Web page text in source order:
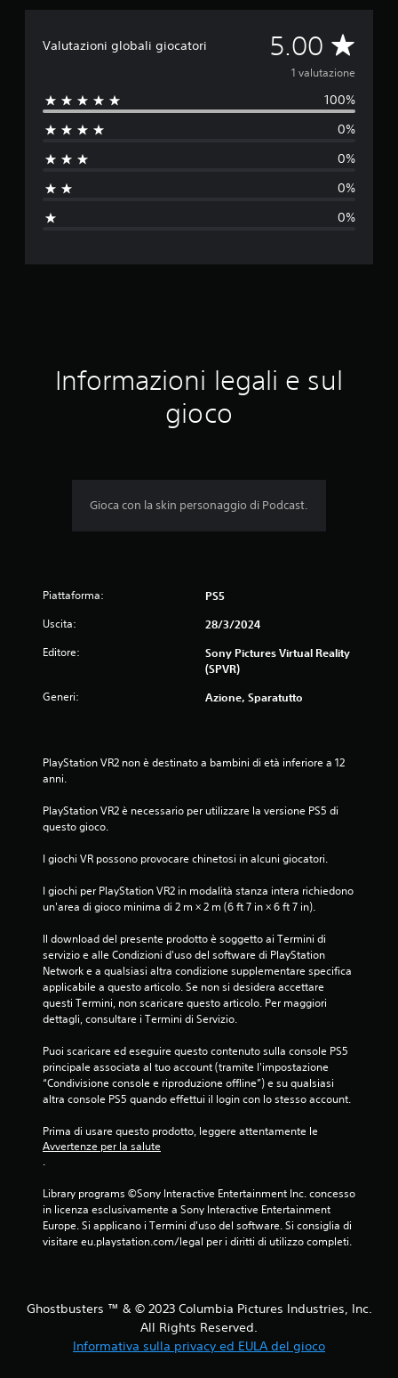
Valutazioni globali giocatori 5.00 V
a
l
u
i
e
d
a
l
l
s
u
c
i
n
u
e
1
v
t
1 valutazione
100%
0%
0%
0%
0%
Informazioni legali e sul
gioco
Gioca con la skin personaggio di Podcast.
Piattaforma: PS5
Uscita: 28/3/2024
Editore:
Sony Pictures Virtual Reality
(SPVR)
Generi: Azione, Sparatutto
PlayStation VR2 non è destinato a bambini di età inferiore a 12
anni.
PlayStation VR2 è necessario per utilizzare la versione PS5 di
questo gioco.
I giochi VR possono provocare chinetosi in alcuni giocatori.
I giochi per PlayStation VR2 in modalità stanza intera richiedono
un'area di gioco minima di 2 m × 2 m (6 ft 7 in × 6 ft 7 in).
Il download del presente prodotto è soggetto ai Termini di
servizio e alle Condizioni d'uso del software di PlayStation
Network e a qualsiasi altra condizione supplementare specifica
applicabile a questo articolo. Se non si desidera accettare
questi Termini, non scaricare questo articolo. Per maggiori
dettagli, consultare i Termini di Servizio.
Puoi scaricare ed eseguire questo contenuto sulla console PS5
principale associata al tuo account (tramite l'impostazione
“Condivisione console e riproduzione offline”) e su qualsiasi
altra console PS5 quando effettui il login con lo stesso account.
Prima di usare questo prodotto, leggere attentamente le
Avvertenze per la salute
.
Library programs ©Sony Interactive Entertainment Inc. concesso
in licenza esclusivamente a Sony Interactive Entertainment
Europe. Si applicano i Termini d'uso del software. Si consiglia di
visitare eu.playstation.com/legal per i diritti di utilizzo completi.
Ghostbusters ™ & © 2023 Columbia Pictures Industries, Inc.
All Rights Reserved.
Informativa sulla privacy ed EULA del gioco